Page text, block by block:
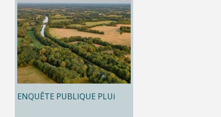
ENQUÊTE PUBLIQUE PLUi